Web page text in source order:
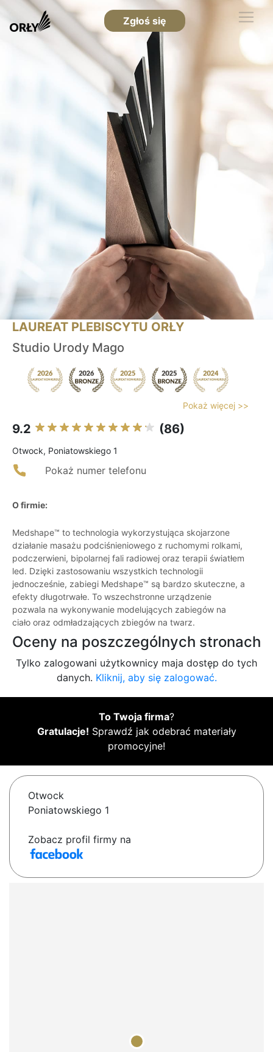
Zgłoś się
LAUREAT PLEBISCYTU ORŁY
Studio Urody Mago
Pokaż więcej >>
9.2 (86)
Otwock, Poniatowskiego 1
Pokaż numer telefonu
O firmie:
Medshape™ to technologia wykorzystująca skojarzone
działanie masażu podciśnieniowego z ruchomymi rolkami,
podczerwieni, bipolarnej fali radiowej oraz terapii światłem
led. Dzięki zastosowaniu wszystkich technologii
jednocześnie, zabiegi Medshape™ są bardzo skuteczne, a
efekty długotrwałe. To wszechstronne urządzenie
pozwala na wykonywanie modelujących zabiegów na
ciało oraz odmładzających zbiegów na twarz.
Oceny na poszczególnych stronach
Tylko zalogowani użytkownicy maja dostęp do tych
danych. Kliknij, aby się zalogować.
To Twoja firma?
Gratulacje! Sprawdź jak odebrać materiały
promocyjne!
Otwock
Poniatowskiego 1
Zobacz profil firmy na